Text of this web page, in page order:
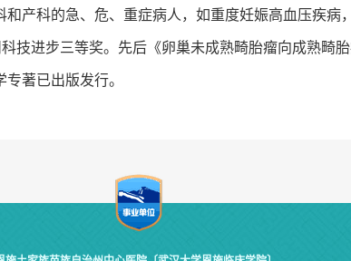
产科的急、危、重症病人，如重度妊娠高血压疾
技进步三等奖。先后《卵巢未成熟畸胎瘤向成熟畸
著已出版发行。